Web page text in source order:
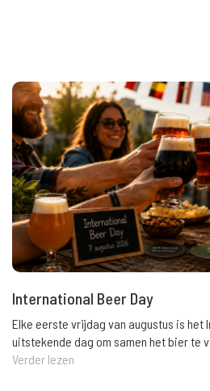
International Beer Day
Elke eerste vrijdag van augustus is het
uitstekende dag om samen het bier te
Verder lezen